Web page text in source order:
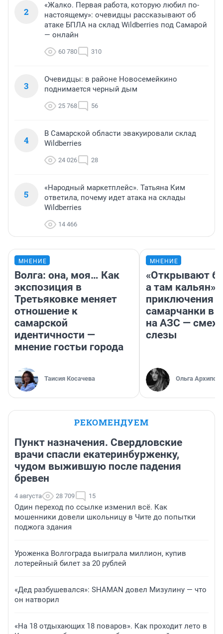
2
«Жалко. Первая работа, которую любил по-
настоящему»: очевидцы рассказывают об
атаке БПЛА на склад Wildberries под Самарой
— онлайн
60 780 310
3
Очевидцы: в районе Новосемейкино
поднимается черный дым
25 768 56
4
В Самарской области эвакуировали склад
Wildberries
24 026 28
5
«Народный маркетплейс». Татьяна Ким
ответила, почему идет атака на склады
Wildberries
14 466
МНЕНИЕ
Волга: она, моя… Как
экспозиция в
Третьяковке меняет
отношение к
самарской
идентичности —
мнение гостьи города
Таисия Косачева
МНЕНИЕ
«Открывают
а там кальян»:
приключения
самарчанки в
на АЗС — смех
слезы
Ольга Архипова
РЕКОМЕНДУЕМ
Пункт назначения. Свердловские
врачи спасли екатеринбурженку,
чудом выжившую после падения
бревен
4 августа 28 709 15
Один переход по ссылке изменил всё. Как
мошенники довели школьницу в Чите до попытки
поджога здания
Уроженка Волгограда выиграла миллион, купив
лотерейный билет за 20 рублей
«Дед разбушевался»: SHAMAN довел Мизулину — что
он натворил
«На 18 отдыхающих 18 поваров». Как проходит лето в